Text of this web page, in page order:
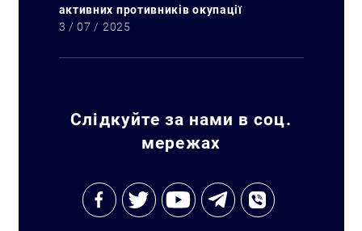
активних противників окупації
3 / 07 / 2025
Слідкуйте за нами в соц.
мережах